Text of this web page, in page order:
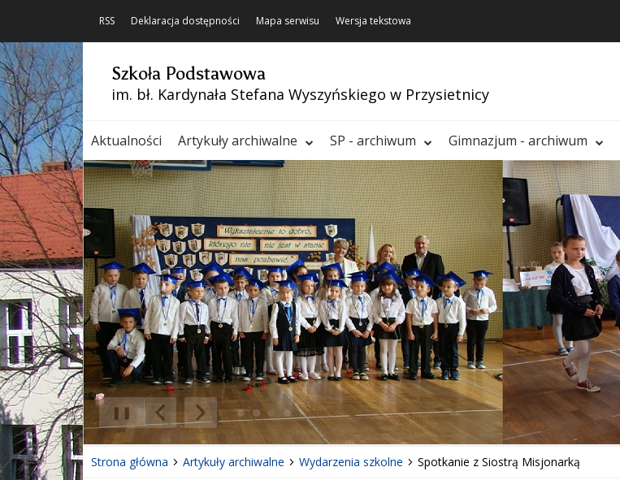
RSS Deklaracja dostępności Mapa serwisu Wersja tekstowa
Szkoła Podstawowa
im. bł. Kardynała Stefana Wyszyńskiego w Przysietnicy
Aktualności Artykuły archiwalne SP - archiwum Gimnazjum - archiwum
Poprzedni Element
Następny Element
❚❚
Strona główna Artykuły archiwalne Wydarzenia szkolne Spotkanie z Siostrą Misjonarką